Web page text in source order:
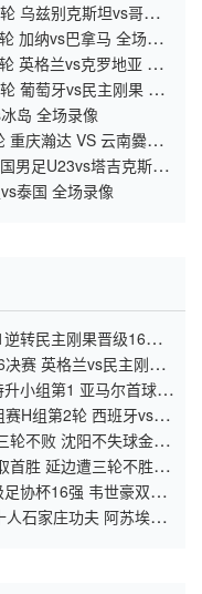
乌兹别克斯坦vs哥伦比
加纳vs巴拿马 全场录
英格兰vs克罗地亚 全
葡萄牙vs民主刚果 全
岛 全场录像
重庆瀚达 VS 云南爨合
男足U23vs塔吉克斯坦
泰国 全场录像
转民主刚果晋级16强
赛 英格兰vs民主刚果
小组第1 亚马尔首球奥
H组第2轮 西班牙vs沙
轮不败 沈阳不失球金身
首胜 延边遭三轮不胜
协杯16强 韦世豪双响
石家庄功夫 阿苏埃制